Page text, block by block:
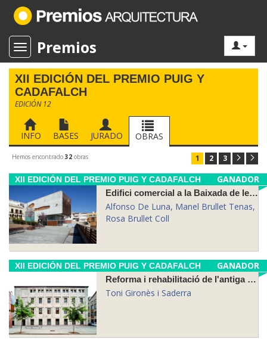
Toggle navigation
Premios
XII EDICIÓN DEL PREMIO PUIG Y
CADAFALCH
EDICIÓN 12
INFO BASES JURADO OBRAS
1 2 3
Hemos encontrado 32 obras
GANADOR
XII EDICIÓN DEL PREMIO PUIG Y CADAFALCH
Edifici comercial a la Baixada de les Espenyes
Alfonso De Luna, Manel Brullet Tenas,
Rosa Brullet Coll
GANADOR
XII EDICIÓN DEL PREMIO PUIG Y CADAFALCH
Reforma i rehabilitació de l'antiga fàbrica Can Minguell (1850)
Toni Gironès i Saderra